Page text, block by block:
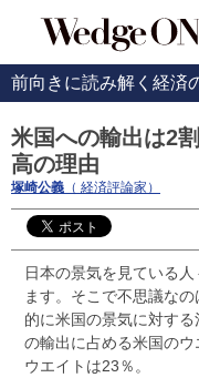
前向きに読み解く経済
米国への輸出は2
高の理由
塚崎公義 （ 経済評論家）
日本の景気を見ている
ます。そこで不思議な
的に米国の景気に対す
の輸出に占める米国の
ウエイトは23％。